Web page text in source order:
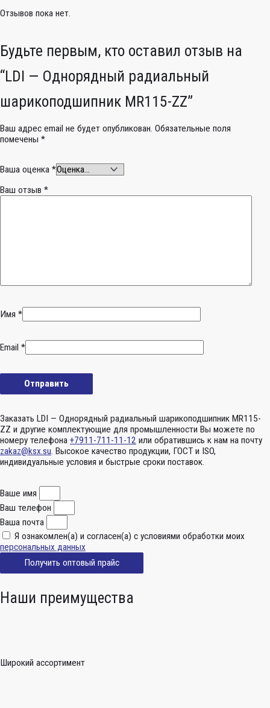
Отзывов пока нет.
Будьте первым, кто оставил отзыв на
“LDI — Однорядный радиальный
шарикоподшипник MR115-ZZ”
Ваш адрес email не будет опубликован. Обязательные поля
помечены *
Ваша оценка *
Ваш отзыв *
Имя *
Email *
Заказать LDI — Однорядный радиальный шарикоподшипник MR115-
ZZ и другие комплектующие для промышленности Вы можете по
номеру телефона +7911-711-11-12 или обратившись к нам на почту
zakaz@ksx.su. Высокое качество продукции, ГОСТ и ISO,
индивидуальные условия и быстрые сроки поставок.
Ваше имя
Ваш телефон
Ваша почта
Я ознакомлен(а) и согласен(а) с условиями обработки моих
персональных данных
Получить оптовый прайс
Наши преимущества
Широкий ассортимент